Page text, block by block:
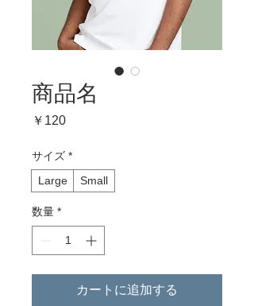
商品名
￥120価
サイズ *
Large
Small
数量 *
カートに追加する